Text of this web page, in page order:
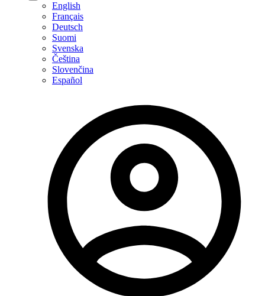
English
Français
Deutsch
Suomi
Svenska
Čeština
Slovenčina
Español